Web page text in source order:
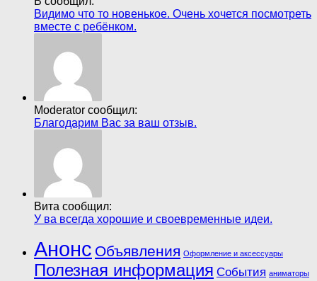
Видимо что то новенькое. Очень хочется посмотреть
вместе с ребёнком.
Moderator сообщил:
Благодарим Вас за ваш отзыв.
Вита сообщил:
У ва всегда хорошие и своевременные идеи.
Анонс Объявления Оформление и аксессуары
Полезная информация События аниматоры